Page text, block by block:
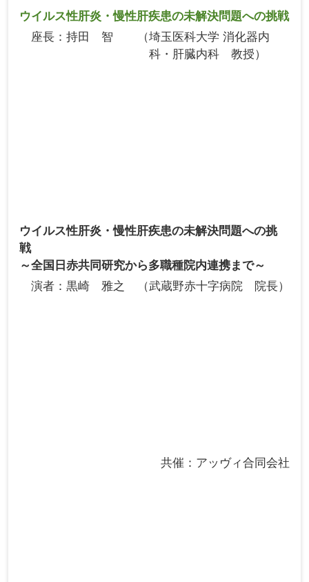
ウイルス性肝炎・慢性肝疾患の未解決問題への挑戦
座長
持田 智
埼玉医科大学 消化器内
科・肝臓内科 教授
ウイルス性肝炎・慢性肝疾患の未解決問題への挑
戦
～全国日赤共同研究から多職種院内連携まで～
演者
黒崎 雅之 武蔵野赤十字病院 院長
共催：アッヴィ合同会社